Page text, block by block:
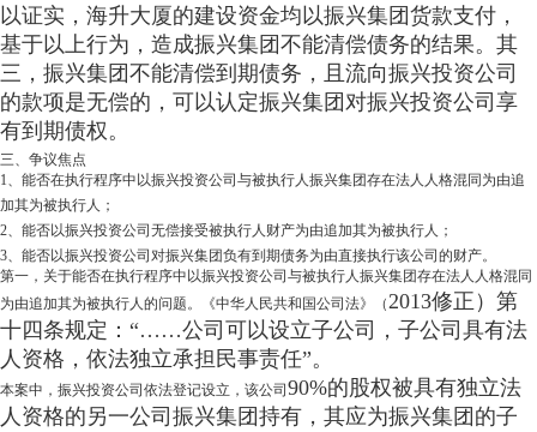
以证实，海升大厦的建设资金均以振兴集团货款支付，
基于以上行为，造成振兴集团不能清偿债务的结果。其
三，振兴集团不能清偿到期债务，且流向振兴投资公司
的款项是无偿的，可以认定振兴集团对振兴投资公司享
有到期债权。
三、争议焦点
1、能否在执行程序中以振兴投资公司与被执行人振兴集团存在法人人格混同为由追
加其为被执行人；
2、能否以振兴投资公司无偿接受被执行人财产为由追加其为被执行人；
3、能否以振兴投资公司对振兴集团负有到期债务为由直接执行该公司的财产。
第一，关于能否在执行程序中以振兴投资公司与被执行人振兴集团存在法人人格混同
为由追加其为被执行人的问题。《中华人民共和国公司法》（2013修正）第
十四条规定：“……公司可以设立子公司，子公司具有法
人资格，依法独立承担民事责任”。
本案中，振兴投资公司依法登记设立，该公司 90%的股权被具有独立法
人资格的另一公司振兴集团持有，其应为振兴集团的子